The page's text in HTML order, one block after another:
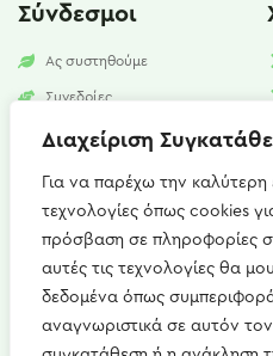
Διαχείριση
Για να παρέχω την καλύτερη
τεχνολογίες όπως cookies
πρόσβαση σε πληροφορίες
αυτές τις τεχνολογίες θα
δεδομένα όπως
αναγνωριστικά σε αυτόν
Σύνδεσμοι
Ας συστηθούμε
Συνεδρίες
Υπηρεσίες
Επικοινωνία
+(30) 697 667 1746